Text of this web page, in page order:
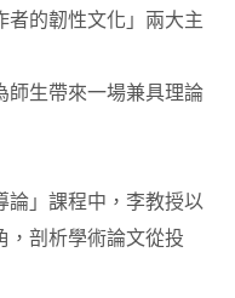
者的韌性文化」兩大主
師生帶來一場兼具理論
」課程中，李教授以
，剖析學術論文從投